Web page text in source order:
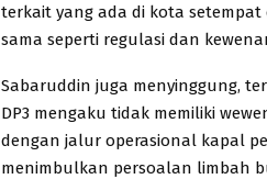
terkait yang ada di kota
sama seperti regulasi dan
Sabaruddin juga menyinggung,
DP3 mengaku tidak memiliki
dengan jalur operasional kapal
menimbulkan persoalan limbah